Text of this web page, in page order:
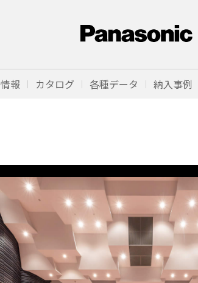
報 カタログ 各種データ 納入事例